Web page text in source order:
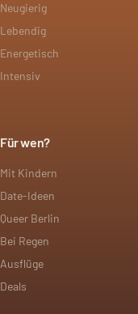
Neugierig
Lebendig
Energetisch
Intensiv
Für wen?
Mit Kindern
Date-Ideen
Queer Berlin
Bei Regen
Ausflüge
Deals